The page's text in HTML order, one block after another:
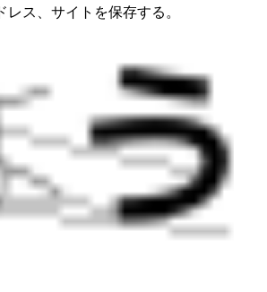
ス、サイトを保存する。